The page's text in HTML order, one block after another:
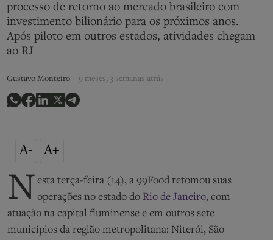
processo de retorno ao mercado brasileiro com
investimento bilionário para os próximos anos.
Após piloto em outros estados, atividades chegam
ao RJ
Gustavo Monteiro 9 meses, 3 semanas atrás
A- A+
N esta terça-feira (14), a 99Food retomou suas
operações no estado do Rio de Janeiro, com
atuação na capital fluminense e em outros sete
municípios da região metropolitana: Niterói, São